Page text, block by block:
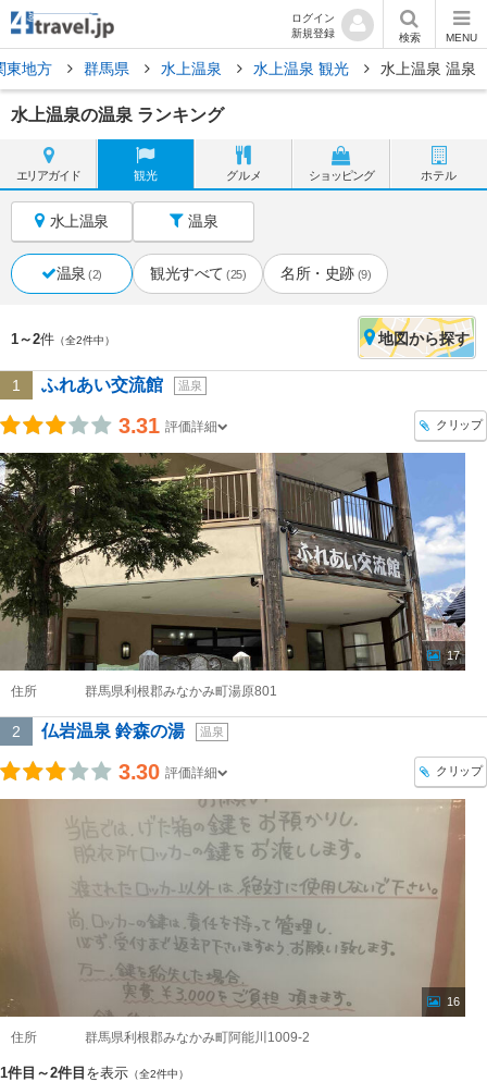
ログイン
新規登録
検索 MENU
東地方 群馬県 水上温泉 水上温泉 観光 水上温泉 温泉
水上温泉の温泉 ランキング
エリアガイド 観光 グルメ ショッピング ホテル
水上温泉 温泉
温泉 (2) 観光すべて (25) 名所・史跡 (9)
1～2件 （全2件中） 地図から探す
1 ふれあい交流館 温泉
3.31 評価詳細 クリップ
17
住所 群馬県利根郡みなかみ町湯原801
2 仏岩温泉 鈴森の湯 温泉
3.30 評価詳細 クリップ
16
住所 群馬県利根郡みなかみ町阿能川1009-2
1件目～2件目 を表示 （全2件中）